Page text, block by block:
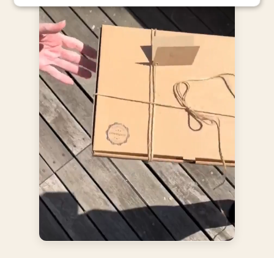
Nezbytně
nutné
soubory
Výkonové
soubory
Soubory
Funkční soubory
soubory